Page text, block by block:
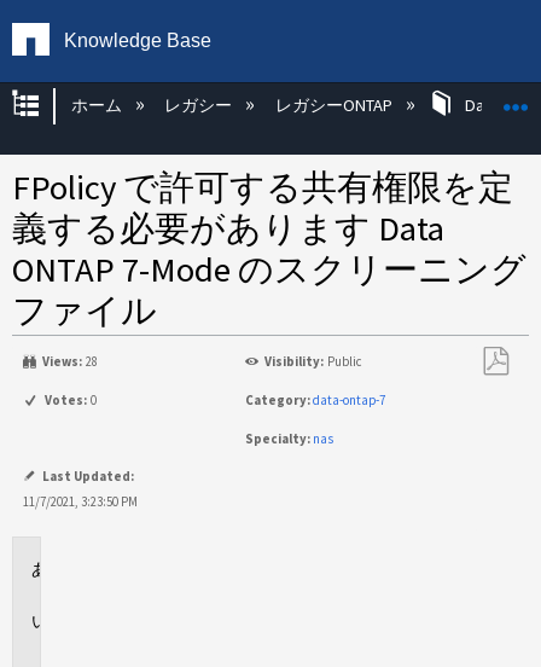
Knowledge Base
グローバル階層を展開/折りたたむ
ホーム レガシー レガシーONTAP Data
FPolicy で許可する共有権限を定
義する必要があります Data
ONTAP 7-Mode のスクリーニング
ファイル
Views: 28 Visibility: Public
Votes: 0 Category:data-ontap-7
Specialty: nas
Last Updated:
11/7/2021, 3:23:50 PM